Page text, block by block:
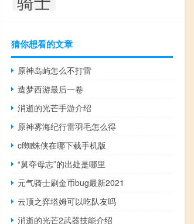
猜你想看的文章
原神岛屿怎么不打雷
造梦西游最后一卷
消逝的光芒手游介绍
原神雾海纪行雷羽毛怎么得
cf蜘蛛侠在哪下载手机版
“舅夺母志”的出处是哪里
元气骑士刷金币bug最新2021
云顶之弈塔姆可以吃队友吗
消逝的光芒2武器技能介绍